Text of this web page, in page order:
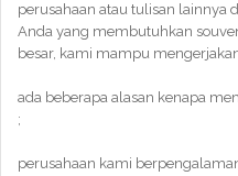
perusahaan atau tulisan lainnya
Anda yang membutuhkan
besar, kami mampu
ada beberapa alasan kenapa
;
perusahaan kami